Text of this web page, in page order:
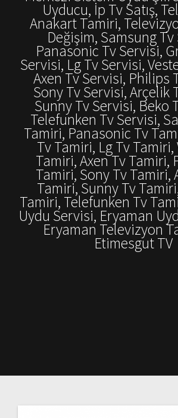
Uyducu, İp Tv Satış,
Anakart Tamiri,
Değişim, Samsung
Panasonic Tv Servisi,
Servisi, Lg Tv Servisi,
Axen Tv Servisi, Philips
Sony Tv Servisi, Arçelik
Sunny Tv Servisi, Beko
Telefunken Tv Servisi,
Tamiri, Panasonic Tv
Tv Tamiri, Lg Tv Tamiri,
Tamiri, Axen Tv Tamiri,
Tamiri, Sony Tv Tamiri,
Tamiri, Sunny Tv
Tamiri, Telefunken Tv
Uydu Servisi, Eryaman
Eryaman Televizyon
Etimesgut TV